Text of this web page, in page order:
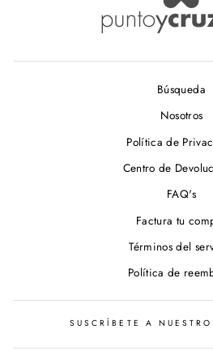
Búsqueda
Nosotros
Política de
Centro de
FAQ's
Factura tu
Términos del
Política de
SUSCRÍBETE A